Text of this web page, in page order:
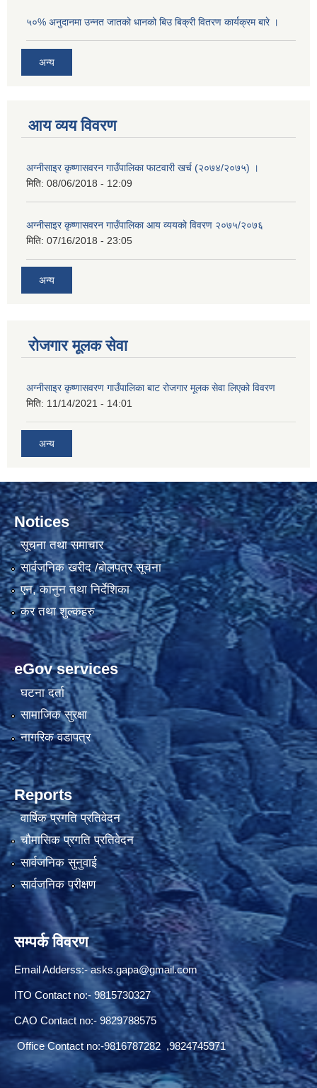
५०% अनुदानमा उन्नत जातको धानको बिउ बिक्री वितरण कार्यक्रम बारे ।
अन्य
आय व्यय विवरण
अग्नीसाइर कृष्णासवरन गाउँपालिका फाटवारी खर्च (२०७४/२०७५) ।
मिति: 08/06/2018 - 12:09
अग्नीसाइर कृष्णासवरन गाउँपालिका आय व्ययको विवरण २०७५/२०७६
मिति: 07/16/2018 - 23:05
अन्य
रोजगार मूलक सेवा
अग्नीसाइर कृष्णासवरण गाउँपालिका बाट रोजगार मूलक सेवा लिएको विवरण
मिति: 11/14/2021 - 14:01
अन्य
Notices
सूचना तथा समाचार
सार्वजनिक खरीद /बोलपत्र सूचना
एन, कानुन तथा निर्देशिका
कर तथा शुल्कहरु
eGov services
घटना दर्ता
सामाजिक सुरक्षा
नागरिक वडापत्र
Reports
वार्षिक प्रगति प्रतिवेदन
चौमासिक प्रगति प्रतिवेदन
सार्वजनिक सुनुवाई
सार्वजनिक परीक्षण
सम्पर्क विवरण
Email Adderss:-asks.gapa@gmail.com
ITO Contact no:- 9815730327
CAO Contact no:- 9829788575
Office Contact no:-9816787282 ,9824745971